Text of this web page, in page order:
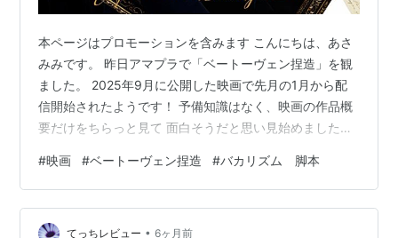
本ページはプロモーションを含みます こんにちは、あさ
みみです。 昨日アマプラで「ベートーヴェン捏造」を観
ました。 2025年9月に公開した映画で先月の1月から配
信開始されたようです！ 予備知識はなく、映画の作品概
要だけをちらっと見て 面白そうだと思い見始めました。
ゴリーだし 結構大笑いする感じかと思いきや、 意外とじ
っくりお話が進んでいく展開 この作品は 山田裕貴さん演
じる中学の音楽教師が 生徒にベートーヴェンの話をする
ところから始まります。 そして時代がさかのぼり、 ベー
#映画 #ベートーヴェン捏造 #バカリズム 脚本
てっちレビュー • 6ヶ月前